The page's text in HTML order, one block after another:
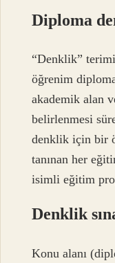
Diploma
“Denklik”
öğrenim
akademik alan
belirlenmesi
denklik için bir
tanınan her
isimli eğitim
Denklik
Konu alanı